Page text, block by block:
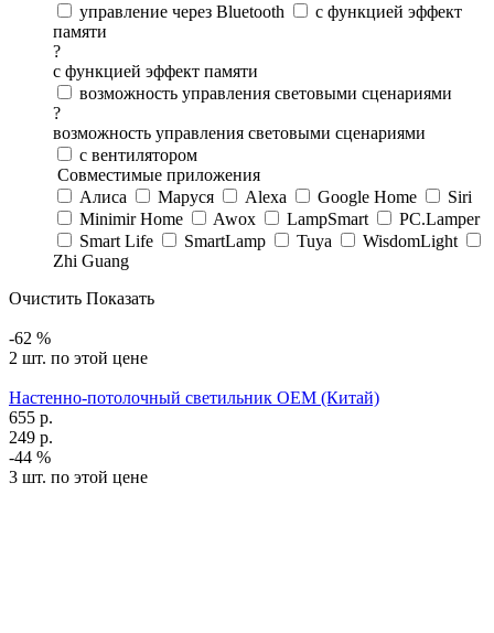
управление через Bluetooth
с функцией эффект
памяти
?
с функцией эффект памяти
возможность управления световыми сценариями
?
возможность управления световыми сценариями
с вентилятором
Совместимые приложения
Алиса
Маруся Alexa Google Home
Siri
Minimir Home
Awox LampSmart
PC.Lamper
Smart Life
SmartLamp Tuya
WisdomLight
Zhi Guang
Очистить Показать
-62 %
2 шт. по этой цене
Настенно-потолочный светильник OEM (Китай)
655 р.
249 р.
-44 %
3 шт. по этой цене